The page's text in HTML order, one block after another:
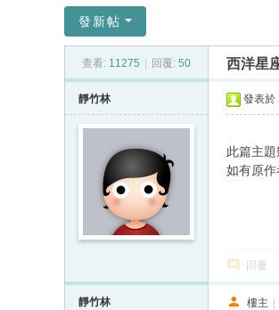
竹
發新帖
查看: 11275 回覆: 50 西洋星
靜竹林 發表於
此篇主題
如有原作
回覆
靜竹林 樓主 |